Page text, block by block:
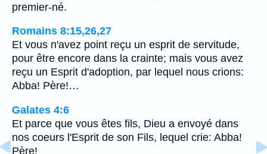
premier-né.
Romains 8:15,26,27
Et vous n'avez point reçu un esprit de servitude,
pour être encore dans la crainte; mais vous avez
reçu un Esprit d'adoption, par lequel nous crions:
Abba! Père!…
Galates 4:6
Et parce que vous êtes fils, Dieu a envoyé dans
nos coeurs l'Esprit de son Fils, lequel crie: Abba!
Père!